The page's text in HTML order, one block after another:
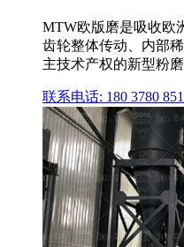
MTW欧版磨是吸收欧
齿轮整体传动、内部
主技术产权的新型粉磨
联系电话: 180 3780